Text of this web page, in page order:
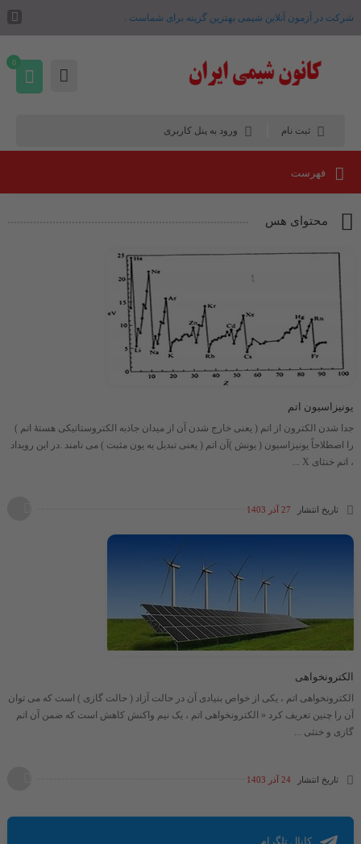
شرکت در آزمون آنلاین شیمی بهترین گزینه برای شماست .
ثبت نام ورود به پنل کاربری
0
فهرست
محتوای هس
یونیزاسیون اتم
جدا شدن الکترون از اتم ( یعنی خارج شدن آن از میدان جاذبه الکتروستاتیکی هستۀ اتم )
را اصطلاحاً یونیزاسیون ( یونش )آن اتم ( یعنی تبدیل به یون مثبت ) می نامند .در این رویداد
، اتم خنثای X ...
تاریخ انتشار 27 آذر 1403
الکترونخواهی
الکترونخواهی اتم ، یکی از خواص بنیادی آن در حالت آزاد ( حالت گازی ) است که می توان
آن را چنین تعریف کرد « الکترونخواهی اتم ، یک نیم واکنش کاهش است که ضمن آن اتم
گازی و خنثی ...
تاریخ انتشار 24 آذر 1403